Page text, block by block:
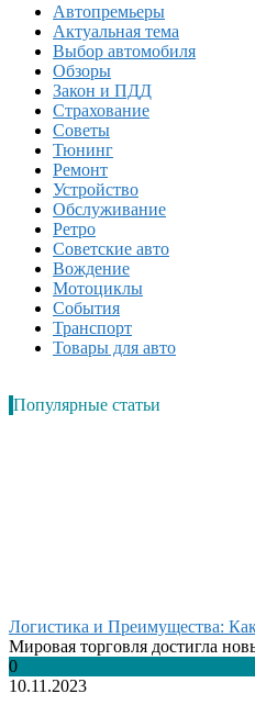
Автопремьеры
Актуальная тема
Выбор автомобиля
Обзоры
Закон и ПДД
Страхование
Советы
Тюнинг
Ремонт
Устройство
Обслуживание
Ретро
Советские авто
Вождение
Мотоциклы
События
Транспорт
Товары для авто
Популярные статьи
Логистика и Преимущества:
Мировая торговля достигла
0
10.11.2023